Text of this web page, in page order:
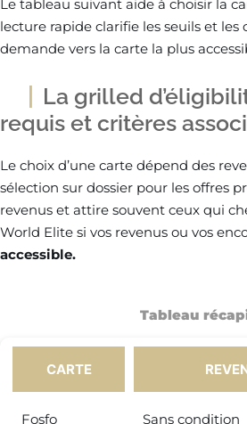
Le tableau suivant aide à choisir la
lecture rapide clarifie les seuils et
demande vers la carte la plus
La grilled
requis et critères
Le choix d’une carte dépend des
sélection sur dossier pour les offres
revenus et attire souvent ceux qui
World Elite si vos revenus ou vos
accessible.
Tableau
CARTE
Fosfo Sans condition